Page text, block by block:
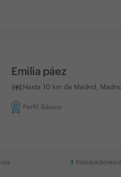
Emilia páez
Hasta 10 km de Madrid, Madrid
Perfil Básico
1 trabajadores/